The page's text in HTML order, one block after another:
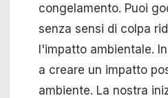
congelamento. Puoi
senza sensi di colpa
l'impatto ambientale.
a creare un impatto
ambiente. La nostra